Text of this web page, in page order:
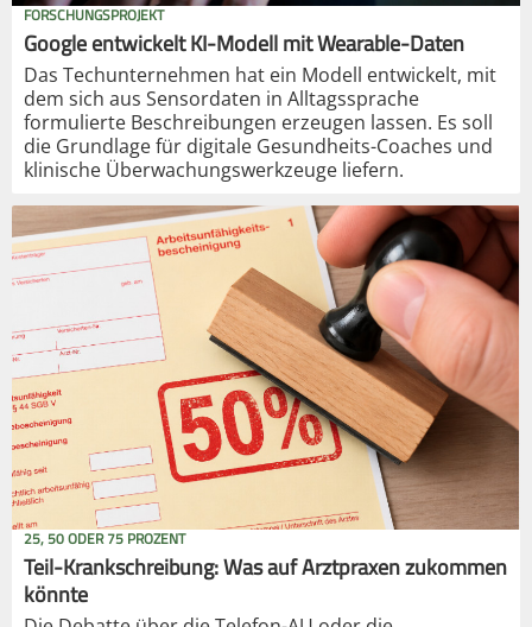
FORSCHUNGSPROJEKT
Google entwickelt KI-Modell mit Wearable-Daten
Das Techunternehmen hat ein Modell entwickelt, mit
dem sich aus Sensordaten in Alltagssprache
formulierte Beschreibungen erzeugen lassen. Es soll
die Grundlage für digitale Gesundheits-Coaches und
klinische Überwachungswerkzeuge liefern.
25, 50 ODER 75 PROZENT
Teil-Krankschreibung: Was auf Arztpraxen zukommen
könnte